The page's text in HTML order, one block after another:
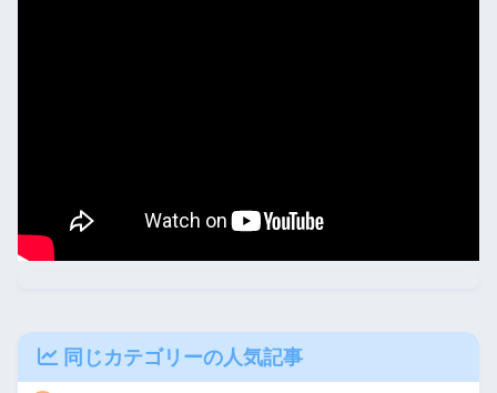
同じカテゴリーの人気記事